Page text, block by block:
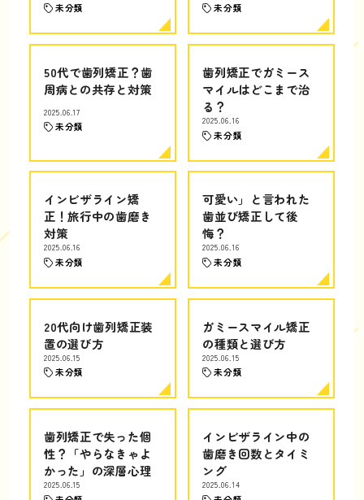
未分類 未分類
50代で歯列矯正？歯
周病との共存と対策
2025.06.17
未分類
歯列矯正でガミース
マイルはどこまで治
る？
2025.06.16
未分類
インビザライン矯
正！旅行中の歯磨き
対策
2025.06.16
未分類
可愛い」と言われた
歯並び矯正して後
悔？
2025.06.16
未分類
20代向け歯列矯正装
置の選び方
2025.06.15
未分類
ガミースマイル矯正
の種類と選び方
2025.06.15
未分類
歯列矯正で失った個
性？「やらなきゃよ
かった」の深層心理
2025.06.15
インビザライン中の
歯磨き回数とタイミ
ング
2025.06.14